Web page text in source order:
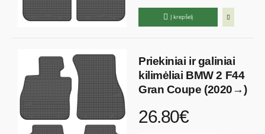
Į krepšelį
Priekiniai ir galiniai
kilimėliai BMW 2 F44
Gran Coupe (2020→)
26.80€